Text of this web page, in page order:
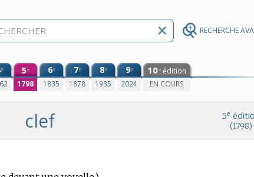
RECHERCHE
e 5e
1798
6e
1835
7e
1878
8e
1935
9e
2024
10e édition
EN COURS
5e
(1798)
clef